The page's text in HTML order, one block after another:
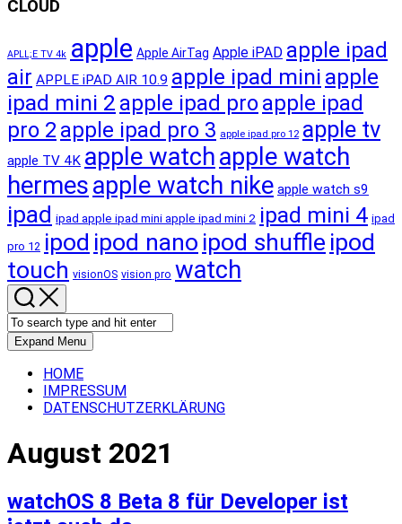
CLOUD
APLL;E TV 4k apple Apple AirTag Apple iPAD apple ipad
air APPLE iPAD AIR 10.9 apple ipad mini apple
ipad mini 2 apple ipad proapple ipad
pro 2 apple ipad pro 3 apple ipad pro 12 apple tv
apple TV 4K apple watchapple watch
hermesapple watch nike apple watch s9
ipad ipad apple ipad mini apple ipad mini 2 ipad mini 4 ipad
pro 12 ipod ipod nano ipod shuffle ipod
touch visionOS vision pro watch
Expand Menu
HOME
IMPRESSUM
DATENSCHUTZERKLÄRUNG
August 2021
watchOS 8 Beta 8 für Developer ist